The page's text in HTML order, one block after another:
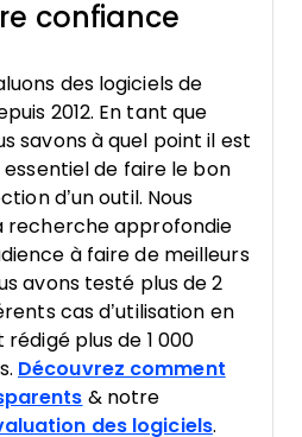
confiance
des logiciels de
2012. En tant que
savons à quel point il est
de faire le bon
d’un outil. Nous
recherche approfondie
à faire de meilleurs
avons testé plus de 2
cas d’utilisation en
plus de 1 000
Découvrez comment
& notre
des logiciels.